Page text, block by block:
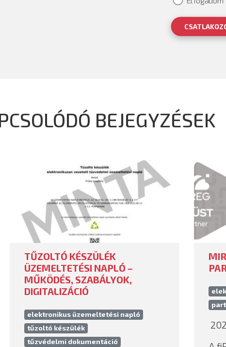
BEJEGYZÉSEK
TŰZOLTÓ KÉSZÜLÉK
ÜZEMELTETÉSI NAPLÓ –
MŰKÖDÉS, SZABÁLYOK,
DIGITALIZÁCIÓ
elektronikus üzemeltetési napló
tűzoltó készülék
tűzvédelmi dokumentáció